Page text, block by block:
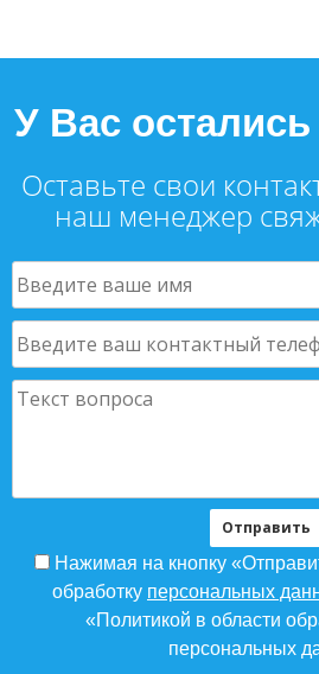
У Вас
Оставьте свои
наш менеджер
Нажимая на кнопку
обработку персональных
«Политикой в области
персональных